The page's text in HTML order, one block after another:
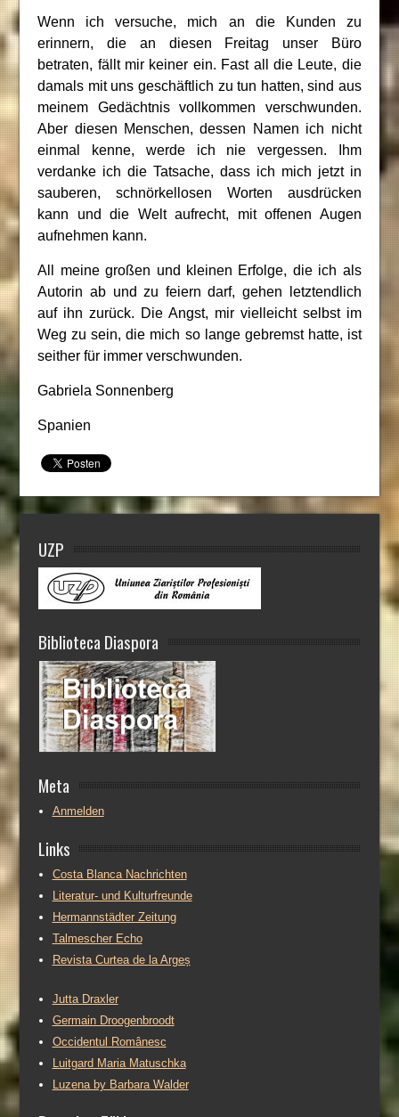
Wenn ich versuche, mich an die Kunden zu
erinnern, die an diesen Freitag unser Büro
betraten, fällt mir keiner ein. Fast all die Leute, die
damals mit uns geschäftlich zu tun hatten, sind aus
meinem Gedächtnis vollkommen verschwunden.
Aber diesen Menschen, dessen Namen ich nicht
einmal kenne, werde ich nie vergessen. Ihm
verdanke ich die Tatsache, dass ich mich jetzt in
sauberen, schnörkellosen Worten ausdrücken
kann und die Welt aufrecht, mit offenen Augen
aufnehmen kann.
All meine großen und kleinen Erfolge, die ich als
Autorin ab und zu feiern darf, gehen letztendlich
auf ihn zurück. Die Angst, mir vielleicht selbst im
Weg zu sein, die mich so lange gebremst hatte, ist
seither für immer verschwunden.
Gabriela Sonnenberg
Spanien
UZP
Biblioteca Diaspora
Meta
Anmelden
Links
Costa Blanca Nachrichten
Literatur- und Kulturfreunde
Hermannstädter Zeitung
Talmescher Echo
Revista Curtea de la Argeș
Jutta Draxler
Germain Droogenbroodt
Occidentul Românesc
Luitgard Maria Matuschka
Luzena by Barbara Walder